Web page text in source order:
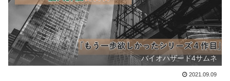
バイオハザード4サムネ
2021.09.09